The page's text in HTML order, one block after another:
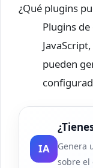
¿Qué plugins
Plugins
pueden
IA
Genera
sobre el